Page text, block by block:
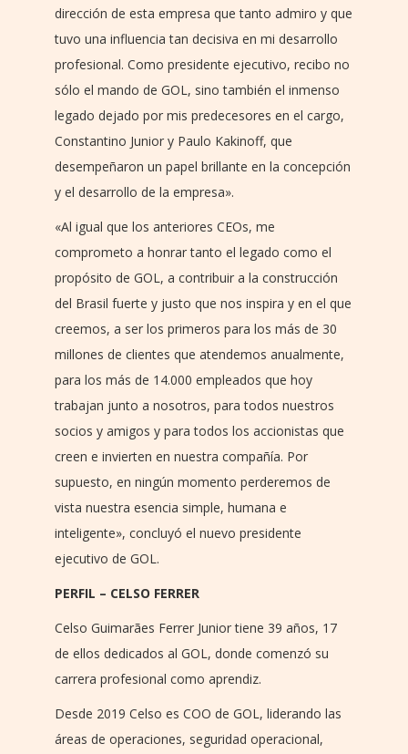
dirección de esta empresa que tanto admiro y que
tuvo una influencia tan decisiva en mi desarrollo
profesional. Como presidente ejecutivo, recibo no
sólo el mando de GOL, sino también el inmenso
legado dejado por mis predecesores en el cargo,
Constantino Junior y Paulo Kakinoff, que
desempeñaron un papel brillante en la concepción
y el desarrollo de la empresa».
«Al igual que los anteriores CEOs, me
comprometo a honrar tanto el legado como el
propósito de GOL, a contribuir a la construcción
del Brasil fuerte y justo que nos inspira y en el que
creemos, a ser los primeros para los más de 30
millones de clientes que atendemos anualmente,
para los más de 14.000 empleados que hoy
trabajan junto a nosotros, para todos nuestros
socios y amigos y para todos los accionistas que
creen e invierten en nuestra compañía. Por
supuesto, en ningún momento perderemos de
vista nuestra esencia simple, humana e
inteligente», concluyó el nuevo presidente
ejecutivo de GOL.
PERFIL – CELSO FERRER
Celso Guimarães Ferrer Junior tiene 39 años, 17
de ellos dedicados al GOL, donde comenzó su
carrera profesional como aprendiz.
Desde 2019 Celso es COO de GOL, liderando las
áreas de operaciones, seguridad operacional,